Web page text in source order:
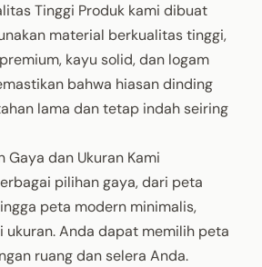
Tinggi Produk kami dibuat
material berkualitas tinggi,
kayu solid, dan logam
bahwa hiasan dinding
lama dan tetap indah seiring
Gaya dan Ukuran Kami
pilihan gaya, dari peta
peta modern minimalis,
ukuran. Anda dapat memilih peta
ruang dan selera Anda.